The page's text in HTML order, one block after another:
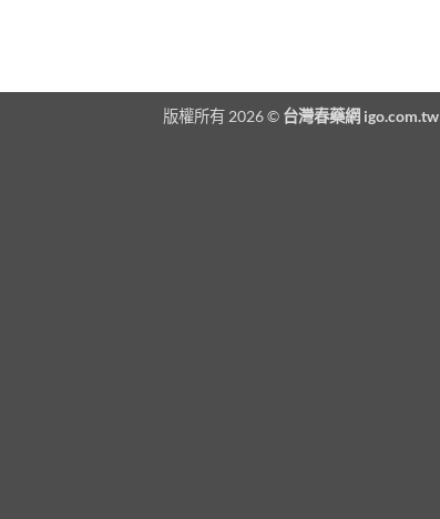
版權所有 2026 © 台灣春藥網 igo.com.tw